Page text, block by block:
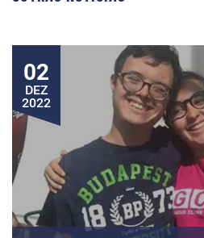
02
DEZ
2022